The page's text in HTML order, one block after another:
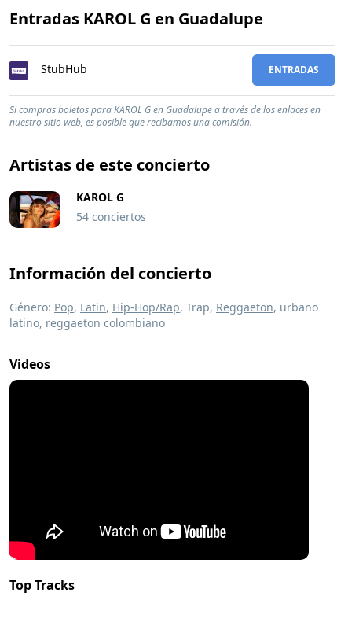
Entradas KAROL G en Guadalupe
StubHub ENTRADAS
Si compras boletos para KAROL G en Guadalupe a través de los enlaces en
nuestro sitio web, es posible que recibamos una comisión.
Artistas de este concierto
KAROL G
54 conciertos
Información del concierto
Género: Pop, Latin, Hip-Hop/Rap, Trap, Reggaeton, urbano
latino, reggaeton colombiano
Videos
Top Tracks